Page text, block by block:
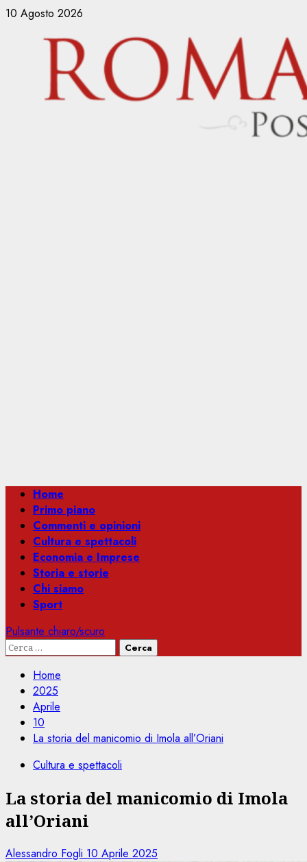
Vai
contenuto
10 Agosto 2026
Menu
principale
Home
Primo piano
Commenti e opinioni
Cultura e spettacoli
Economia e Imprese
Storia e storie
Chi siamo
Sport
Pulsante chiaro/scuro
Ricerca
Home
2025
Aprile
10
La storia del manicomio di Imola all’Oriani
Cultura e spettacoli
La storia del manicomio di Imola
all’Oriani
Alessandro Fogli 10 Aprile 2025